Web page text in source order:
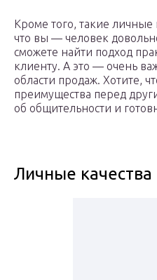
Кроме того, такие личные
что вы — человек
сможете найти подход
клиенту. А это — очень
области продаж. Хотите,
преимущества перед
об общительности и
Личные качества